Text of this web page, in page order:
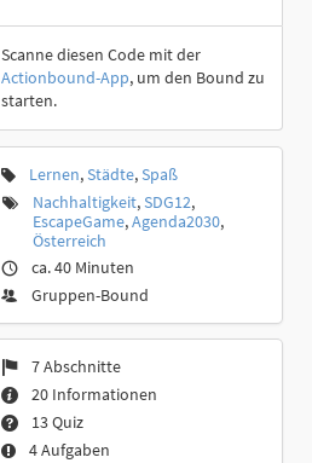
Scanne diesen Code mit der
Actionbound-App, um den Bound zu
starten.
Lernen,Städte,Spaß
Nachhaltigkeit,SDG12,
EscapeGame,Agenda2030,
Österreich
ca. 40 Minuten
Gruppen-Bound
7 Abschnitte
20 Informationen
13 Quiz
4 Aufgaben